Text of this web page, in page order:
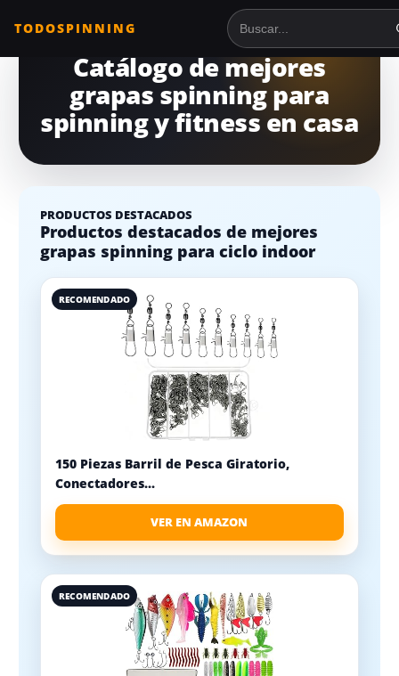
TODOSPINNING Buscar en
Catálogo de mejores
grapas spinning para
spinning y fitness en casa
PRODUCTOS DESTACADOS
Productos destacados de mejores
grapas spinning para ciclo indoor
RECOMENDADO
150 Piezas Barril de Pesca Giratorio,
Conectadores...
VER EN AMAZON
RECOMENDADO